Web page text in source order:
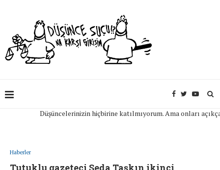
Düşüncelerinizin hiçbirine katılmıyorum. Ama onları açıkça
Haberler
Tutuklu gazeteci Seda Taşkın ikinci